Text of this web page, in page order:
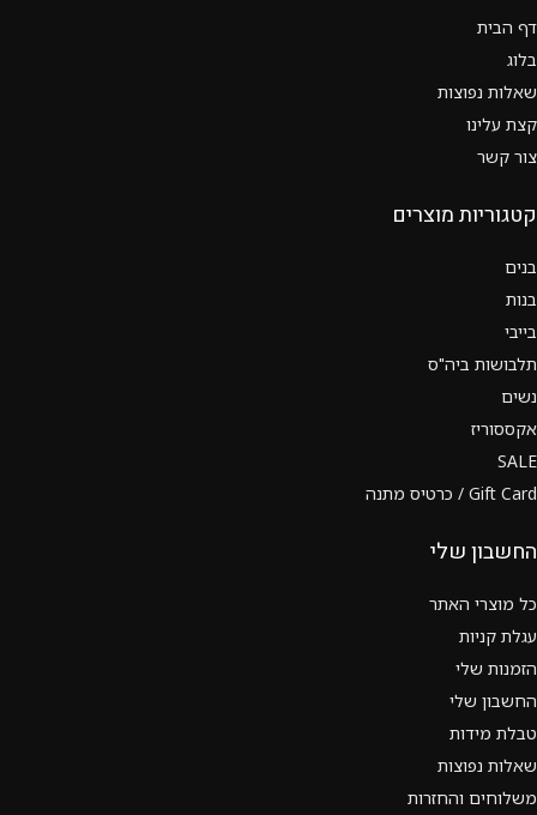
דף הבית
בלוג
שאלות נפוצות
קצת עלינו
צור קשר
קטגוריות מוצרים
בנים
בנות
בייבי
תלבושות ביה"ס
נשים
אקססוריז
SALE
Gift Card / כרטיס מתנה
החשבון שלי
כל מוצרי האתר
עגלת קניות
הזמנות שלי
החשבון שלי
טבלת מידות
שאלות נפוצות
משלוחים והחזרות